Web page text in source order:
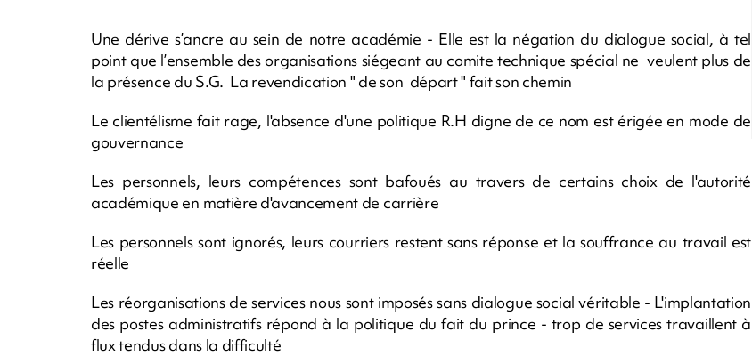
Une dérive s’ancre au sein de notre académie - Elle est la négation du dialogue social, à tel
point que l’ensemble des organisations siégeant au comite technique spécial ne veulent plus de
la présence du S.G. La revendication " de son départ " fait son chemin
Le clientélisme fait rage, l'absence d'une politique R.H digne de ce nom est érigée en mode de
gouvernance
Les personnels, leurs compétences sont bafoués au travers de certains choix de l'autorité
académique en matière d'avancement de carrière
Les personnels sont ignorés, leurs courriers restent sans réponse et la souffrance au travail est
réelle
Les réorganisations de services nous sont imposés sans dialogue social véritable - L'implantation
des postes administratifs répond à la politique du fait du prince - trop de services travaillent à
flux tendus dans la difficulté